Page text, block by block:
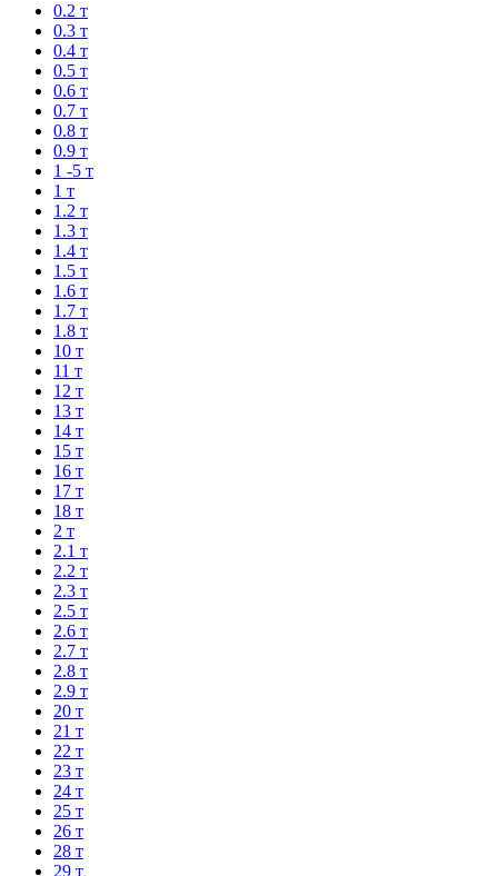
0.2 т
0.3 т
0.4 т
0.5 т
0.6 т
0.7 т
0.8 т
0.9 т
1 -5 т
1 т
1.2 т
1.3 т
1.4 т
1.5 т
1.6 т
1.7 т
1.8 т
10 т
11 т
12 т
13 т
14 т
15 т
16 т
17 т
18 т
2 т
2.1 т
2.2 т
2.3 т
2.5 т
2.6 т
2.7 т
2.8 т
2.9 т
20 т
21 т
22 т
23 т
24 т
25 т
26 т
28 т
29 т